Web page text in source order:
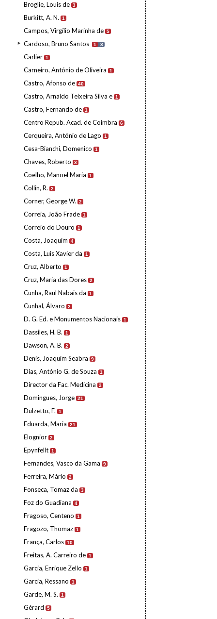
Broglie, Louis de 3
Burkitt, A. N. 1
Campos, Virgílio Marinha de 5
Cardoso, Bruno Santos 1 3
Carlier 1
Carneiro, António de Oliveira 1
Castro, Afonso de 40
Castro, Arnaldo Teixeira Silva e 1
Castro, Fernando de 1
Centro Repub. Acad. de Coimbra 6
Cerqueira, António de Lago 1
Cesa-Bianchi, Domenico 1
Chaves, Roberto 3
Coelho, Manoel Maria 1
Collin, R. 2
Corner, George W. 2
Correia, João Frade 1
Correio do Douro 1
Costa, Joaquim 4
Costa, Luis Xavier da 1
Cruz, Alberto 1
Cruz, Maria das Dores 2
Cunha, Raul Nabais da 1
Cunhal, Álvaro 2
D. G. Ed. e Monumentos Nacionais 1
Dassiles, H. B. 1
Dawson, A. B. 2
Denis, Joaquim Seabra 9
Dias, António G. de Souza 1
Director da Fac. Medicina 2
Domingues, Jorge 21
Dulzetto, F. 1
Eduarda, Maria 21
Elognior 2
Epynfellt 1
Fernandes, Vasco da Gama 9
Ferreira, Mário 2
Fonseca, Tomaz da 3
Foz do Guadiana 4
Fragoso, Centeno 1
Fragozo, Thomaz 1
França, Carlos 10
Freitas, A. Carreiro de 1
Garcia, Enrique Zello 1
Garcia, Ressano 1
Garde, M. S. 1
Gérard 5